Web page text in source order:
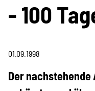
- 100
01.09.1998
Der